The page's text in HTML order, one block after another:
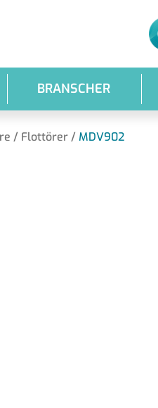
BRANSCHER
/ Flottörer / MDV902